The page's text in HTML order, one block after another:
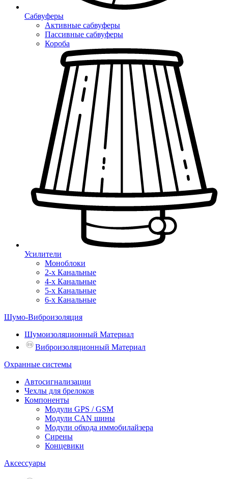
Сабвуферы
Активные сабвуферы
Пассивные сабвуферы
Короба
Усилители
Моноблоки
2-х Канальные
4-х Канальные
5-х Канальные
6-х Канальные
Шумо-Виброизоляция
Шумоизоляционный Материал
Виброизоляционный Материал
Охранные системы
Автосигнализации
Чехлы для брелоков
Компоненты
Модули GPS / GSM
Модули CAN шины
Модули обхода иммобилайзера
Сирены
Концевики
Аксессуары